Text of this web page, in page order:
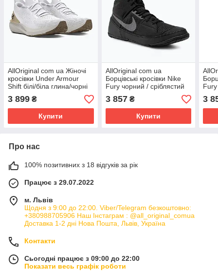
AllOriginal com ua Жіночі
кросівки Under Armour
Shift білі/біла глина/чорні
РОЗМІРИ ЗАПИТУЙТЕ
3 899 ₴
Купити
AllOriginal com ua
Борцівські кросівки Nike
Fury чорний / сріблястий
металік РОЗМІРИ
ЗАПИТУЙТЕ
3 857₴
Купити
Fury
/
3
Про нас
100% позитивних з 18 відгуків за рік
Працює з 29.07.2022
м. Львів
Щодня з 9:00 до 22:00. Viber/Telegram безкоштовно:
+380988705906 Наш Інстаграм : @all_original_comua
Доставка 1-2 дні Нова Пошта, Львів, Україна
Контакти
Сьогодні працює з 09:00 до 22:00
Показати весь графік роботи